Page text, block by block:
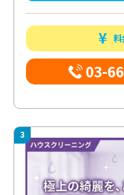
料
03-
3